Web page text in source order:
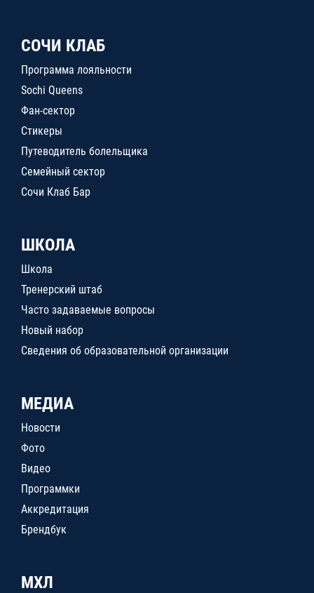
СОЧИ КЛАБ
Программа лояльности
Sochi Queens
Фан-сектор
Стикеры
Путеводитель болельщика
Семейный сектор
Сочи Клаб Бар
ШКОЛА
Школа
Тренерский штаб
Часто задаваемые вопросы
Новый набор
Сведения об образовательной организации
МЕДИА
Новости
Фото
Видео
Программки
Аккредитация
Брендбук
МХЛ